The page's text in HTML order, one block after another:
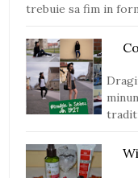
trebuie sa fim in